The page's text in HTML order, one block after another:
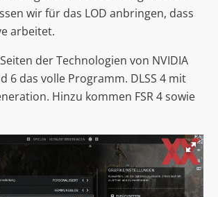
wir für das LOD anbringen, dass
arbeitet.
der Technologien von NVIDIA
6 das volle Programm. DLSS 4 mit
Hinzu kommen FSR 4 sowie